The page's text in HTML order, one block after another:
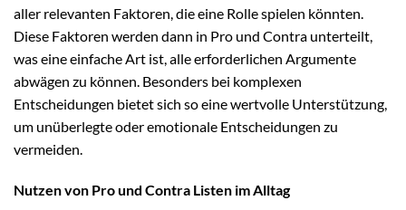
aller relevanten Faktoren, die eine Rolle spielen könnten.
Diese Faktoren werden dann in Pro und Contra unterteilt,
was eine einfache Art ist, alle erforderlichen Argumente
abwägen zu können. Besonders bei komplexen
Entscheidungen bietet sich so eine wertvolle Unterstützung,
um unüberlegte oder emotionale Entscheidungen zu
vermeiden.
Nutzen von Pro und Contra Listen im Alltag